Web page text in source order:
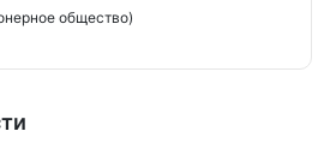
общество)